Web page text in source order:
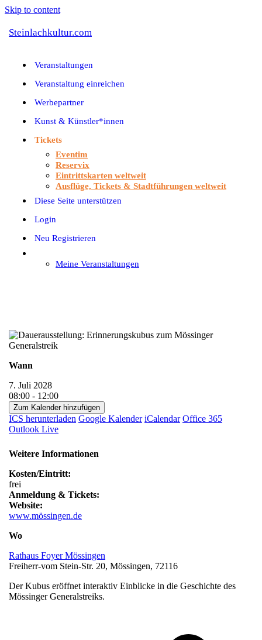
Skip to content
Steinlachkultur.com
Veranstaltungen
Veranstaltung einreichen
Werbepartner
Kunst & Künstler*innen
Tickets
Eventim
Reservix
Eintrittskarten weltweit
Ausflüge, Tickets & Stadtführungen weltweit
Diese Seite unterstützen
Login
Neu Registrieren
Meine Veranstaltungen
Wann
7. Juli 2028
08:00 - 12:00
Zum Kalender hinzufügen
ICS herunterladen Google Kalender iCalendar Office 365
Outlook Live
Weitere Informationen
Kosten/Eintritt:
frei
Anmeldung & Tickets:
Website:
www.mössingen.de
Wo
Rathaus Foyer Mössingen
Freiherr-vom Stein-Str. 20, Mössingen, 72116
Der Kubus eröffnet interaktiv Einblicke in die Geschichte des
Mössinger Generalstreiks.